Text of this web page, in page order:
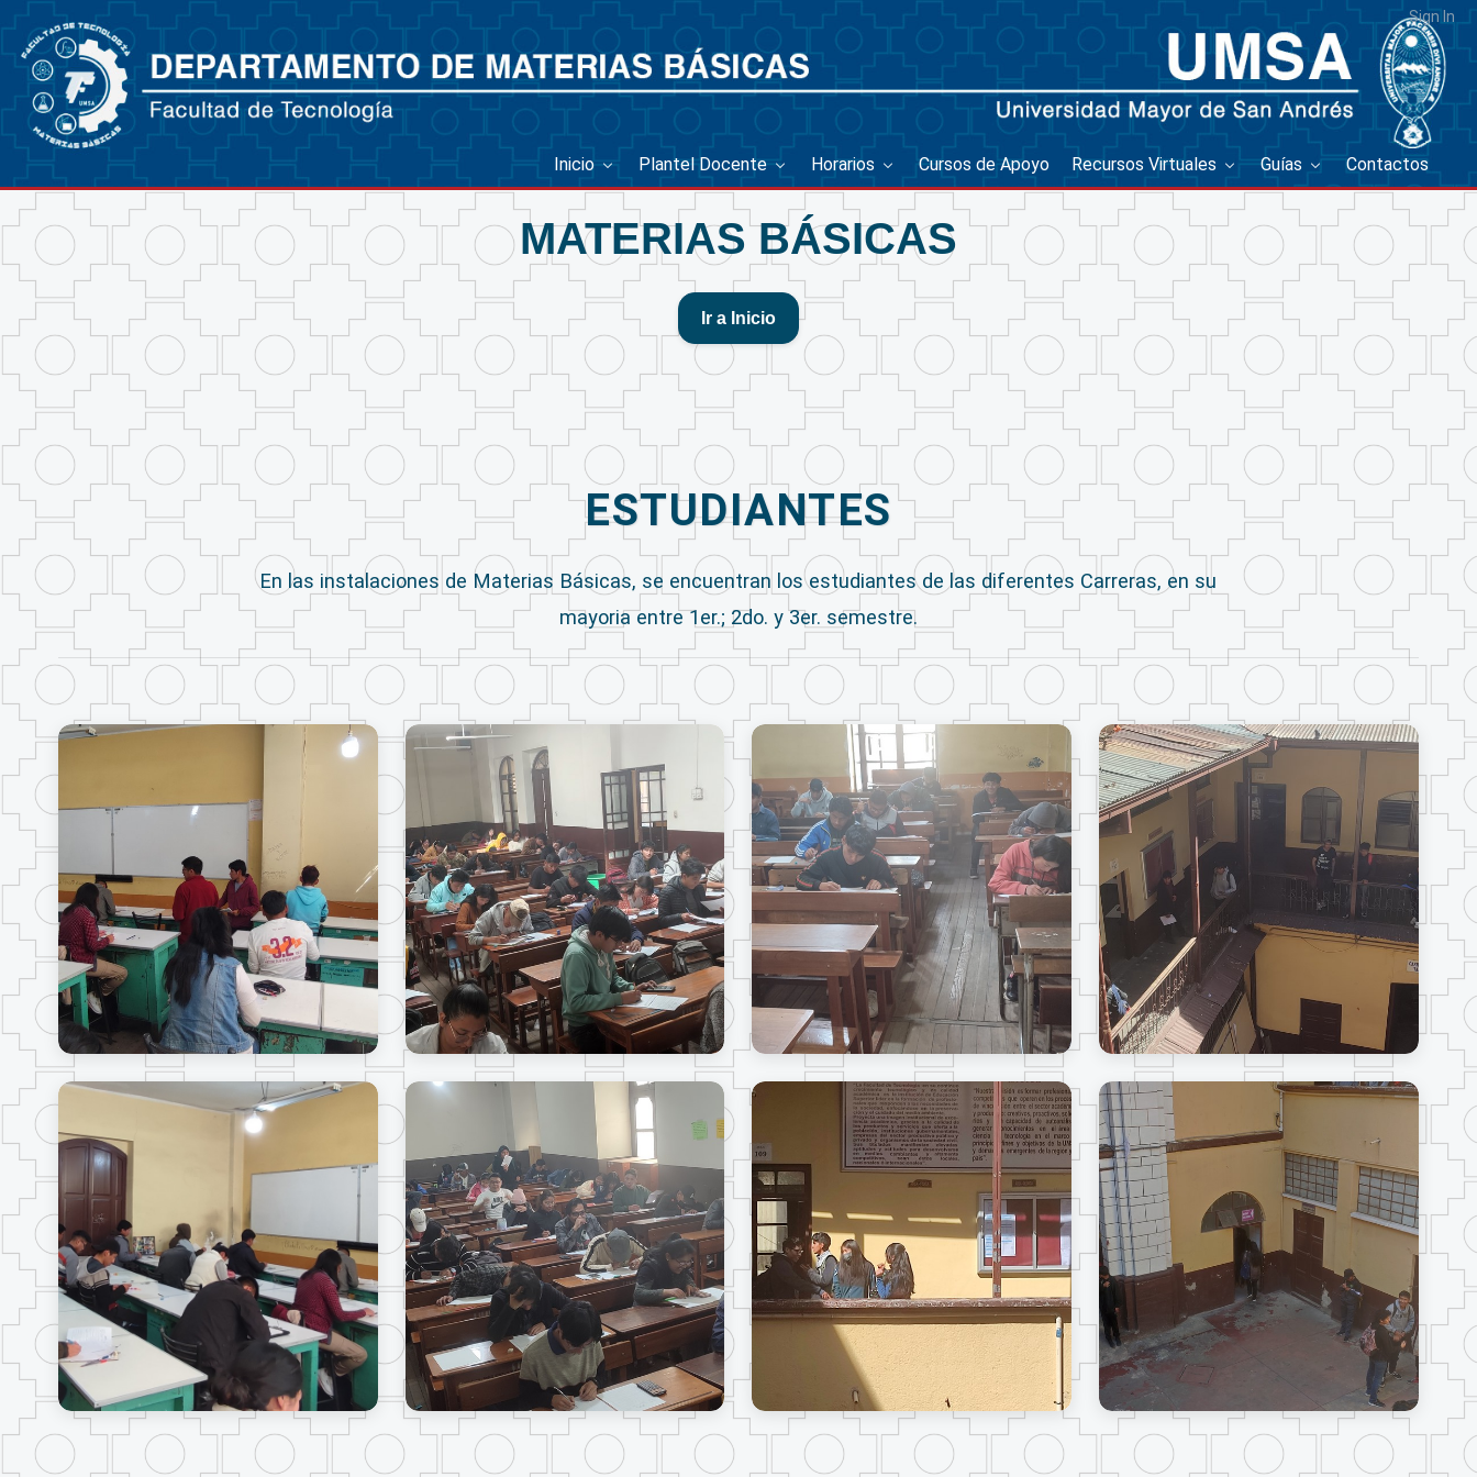
Sign In
Inicio Plantel Docente Horarios Cursos de Apoyo Recursos Virtuales Guías Contactos
MATERIAS BÁSICAS
Ir a Inicio
ESTUDIANTES
En las instalaciones de Materias Básicas, se encuentran los estudiantes de las diferentes Carreras, en su
mayoria entre 1er.; 2do. y 3er. semestre.